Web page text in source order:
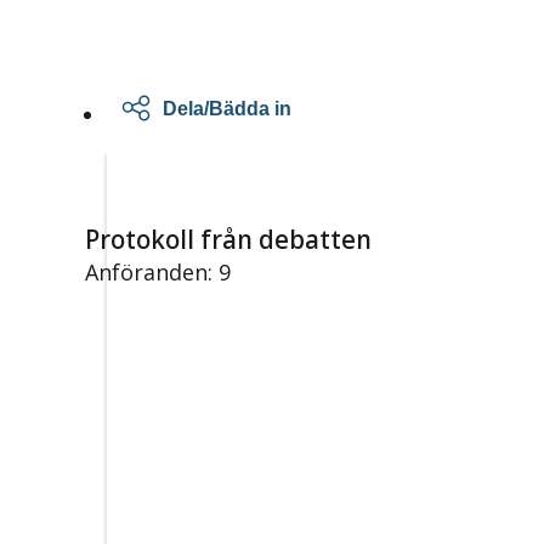
Dela/Bädda in
Protokoll från debatten
Anföranden: 9